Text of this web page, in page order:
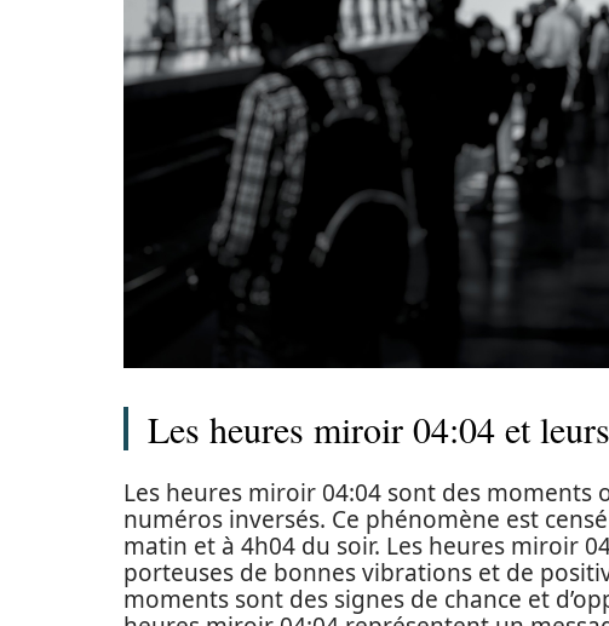
Les heures miroir 04:04 et
Les heures miroir 04:04 sont des moments
numéros inversés. Ce phénomène est
matin et à 4h04 du soir. Les heures miroir
porteuses de bonnes vibrations et de
moments sont des signes de chance et